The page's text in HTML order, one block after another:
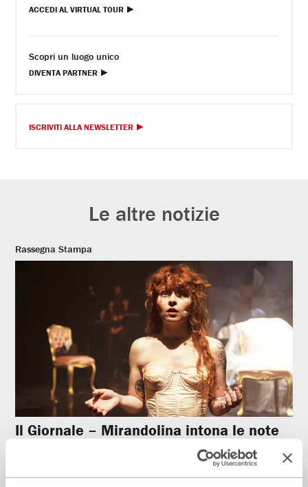
ACCEDI AL VIRTUAL TOUR
Scopri un luogo unico
DIVENTA PARTNER
ISCRIVITI ALLA NEWSLETTER
Le altre notizie
Rassegna Stampa
Il Giornale – Mirandolina intona le note